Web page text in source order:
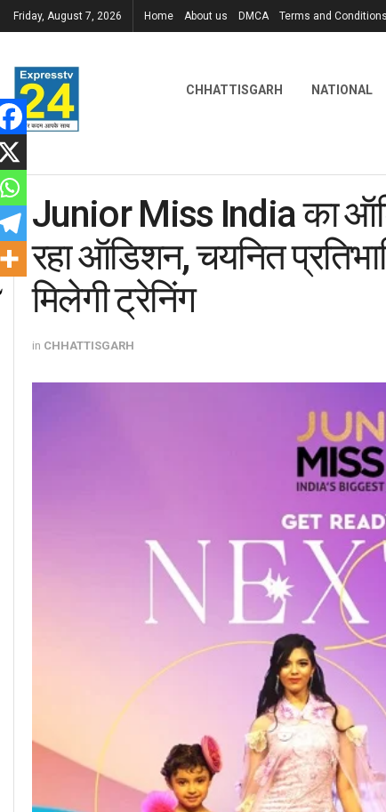
Friday, August 7, 2026 Home About us DMCA Terms and Conditions
CHHATTISGARH NATIONAL
Junior Miss India का
रहा ऑडिशन, चयनित
मिलेगी ट्रेनिंग
in CHHATTISGARH